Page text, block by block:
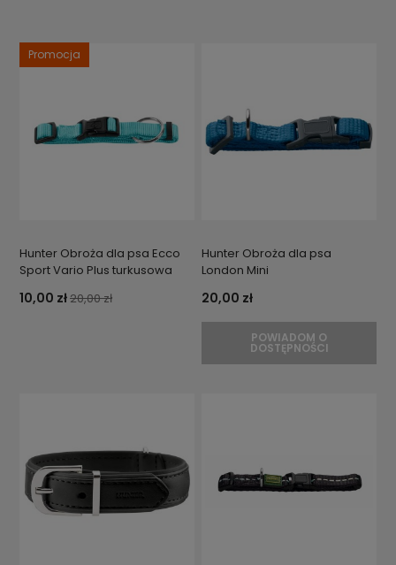
Hunter Obroża dla psa Ecco
Sport Vario Plus turkusowa
10,00 zł20,00 zł
Promocja
Hunter Obroża dla psa
London Mini
20,00 zł
POWIADOM O
DOSTĘPNOŚCI